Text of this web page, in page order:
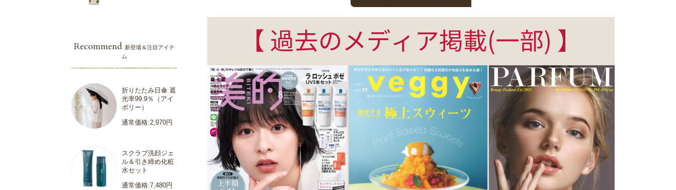
Recommend 新登場＆注目アイテ
ム
折りたたみ日傘 遮
光率99.9％（アイ
ボリー）
通常価格:2,970円
スクラブ洗顔ジェ
ル＆引き締め化粧
水セット
通常価格:7,480円